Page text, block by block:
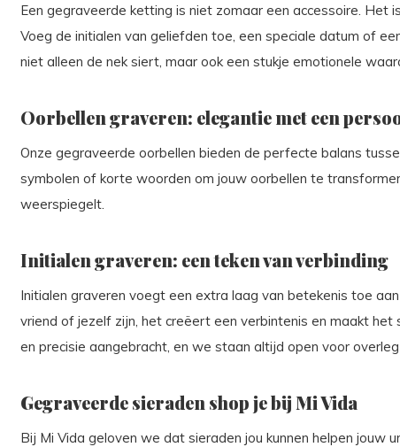
Een gegraveerde ketting is niet zomaar een accessoire. Het
Voeg de initialen van geliefden toe, een speciale datum of
niet alleen de nek siert, maar ook een stukje emotionele
Oorbellen graveren: elegantie met een
Onze gegraveerde oorbellen bieden de perfecte balans
symbolen of korte woorden om jouw oorbellen te
weerspiegelt.
Initialen graveren: een teken van verbinding
Initialen graveren voegt een extra laag van betekenis toe
vriend of jezelf zijn, het creëert een verbintenis en maakt
en precisie aangebracht, en we staan altijd open voor
Gegraveerde sieraden shop je bij Mi Vida
Bij Mi Vida geloven we dat sieraden jou kunnen helpen jouw